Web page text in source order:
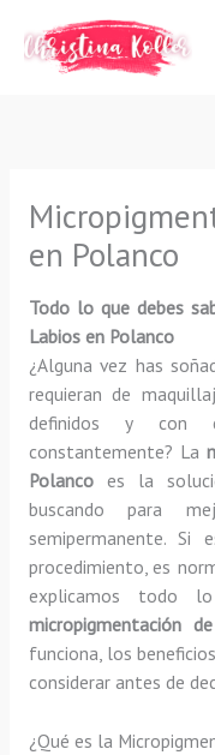
contenido
en Polanco
Todo lo que debes
Labios en Polanco
¿Alguna vez has
requieran de
definidos y con
constantemente? La
Polancoes la
buscando para
semipermanente. Si
procedimiento, es
explicamos todo
micropigmentación
funciona, los
considerar antes de
¿Qué es la